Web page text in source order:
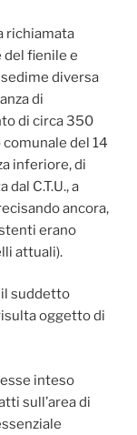
richiamata
del fienile e
diversa
di
di circa 350
del 14
inferiore, di
C.T.U., a
ancora,
erano
attuali).
il suddetto
oggetto di
inteso
sull’area di